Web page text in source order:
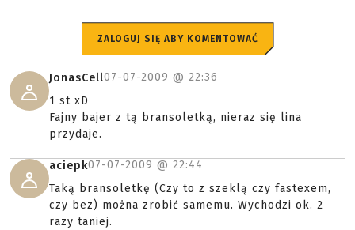
ZALOGUJ SIĘ ABY KOMENTOWAĆ
JonasCell07-07-2009 @ 22:36
1 st xD
Fajny bajer z tą bransoletką, nieraz się lina
przydaje.
aciepk07-07-2009 @ 22:44
Taką bransoletkę (Czy to z szeklą czy fastexem,
czy bez) można zrobić samemu. Wychodzi ok. 2
razy taniej.